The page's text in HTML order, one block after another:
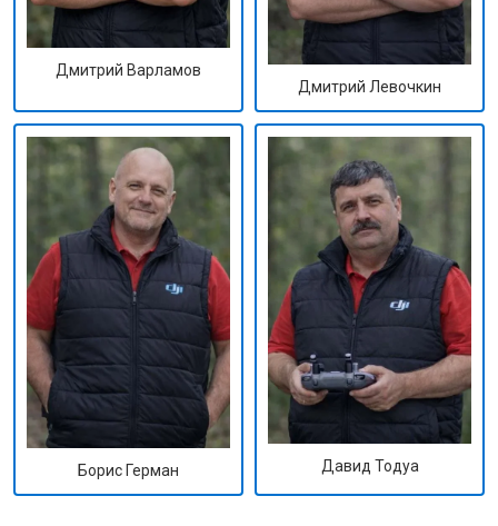
Дмитрий Варламов
Дмитрий Левочкин
Борис Герман Давид Тодуа